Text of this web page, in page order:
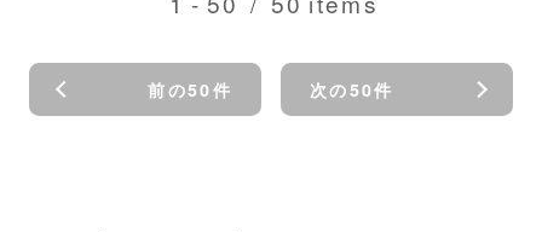
前の50件 次の50件